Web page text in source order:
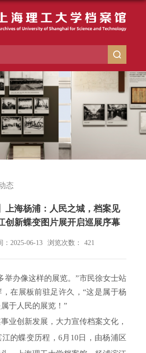
态
上海杨浦：人民之城，档案见
创新蝶变图片展开启巡展序幕
：2025-06-13 浏览次数： 421
举办像这样的展览。”市民徐女士站
在展板前驻足许久，“这是属于杨
于人民的展览！”
业创新发展，大力宣传档案文化，
的蝶变历程，6月 10日，由杨浦区